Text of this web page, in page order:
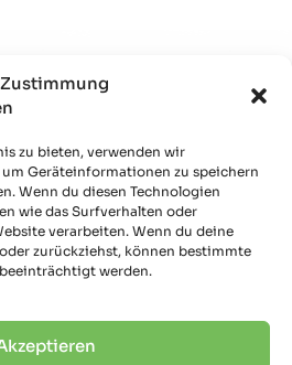
zu bieten, verwenden wir
Geräteinformationen zu speichern
Wenn du diesen Technologien
wie das Surfverhalten oder
verarbeiten. Wenn du deine
zurückziehst, können bestimmte
werden.
nach einer
Lösung?
Fragen:
uns gerne an
16
Augsburg